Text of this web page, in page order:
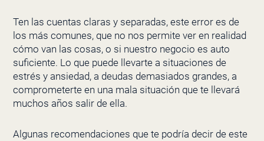
Ten las cuentas claras y separadas, este error es de
los más comunes, que no nos permite ver en realidad
cómo van las cosas, o si nuestro negocio es auto
suficiente. Lo que puede llevarte a situaciones de
estrés y ansiedad, a deudas demasiados grandes, a
comprometerte en una mala situación que te llevará
muchos años salir de ella.
Algunas recomendaciones que te podría decir de este